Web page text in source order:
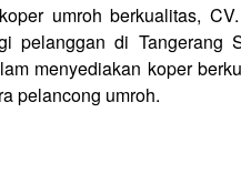
umroh berkualitas,
pelanggan di Tangerang
menyediakan koper
pelancong umroh.